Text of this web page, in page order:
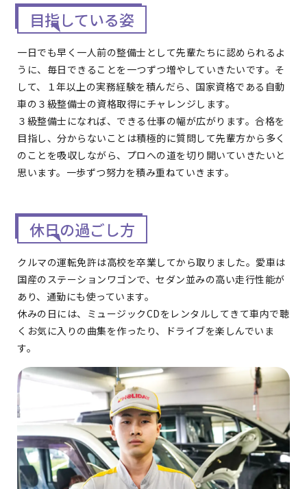
目指している姿
一日でも早く一人前の整備士として先輩たちに認められるよ
うに、毎日できることを一つずつ増やしていきたいです。そ
して、１年以上の実務経験を積んだら、国家資格である自動
車の３級整備士の資格取得にチャレンジします。
３級整備士になれば、できる仕事の幅が広がります。合格を
目指し、分からないことは積極的に質問して先輩方から多く
のことを吸収しながら、プロへの道を切り開いていきたいと
思います。一歩ずつ努力を積み重ねていきます。
休日の過ごし方
クルマの運転免許は高校を卒業してから取りました。愛車は
国産のステーションワゴンで、セダン並みの高い走行性能が
あり、通勤にも使っています。
休みの日には、ミュージックCDをレンタルしてきて車内で聴
くお気に入りの曲集を作ったり、ドライブを楽しんでいま
す。